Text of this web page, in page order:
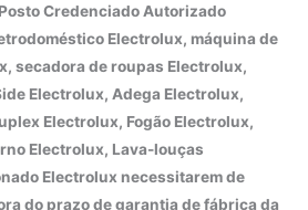
Credenciado Autorizado
Electrolux, máquina de
secadora de roupas Electrolux,
Electrolux, Adega Electrolux,
Electrolux, Fogão Electrolux,
Electrolux, Lava-louças
Electrolux necessitarem de
do prazo de garantia de fábrica da